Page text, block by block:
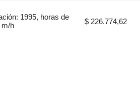
1995, horas de
m/h
$ 226.774,62